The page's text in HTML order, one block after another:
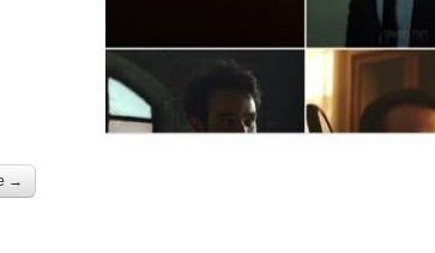
→